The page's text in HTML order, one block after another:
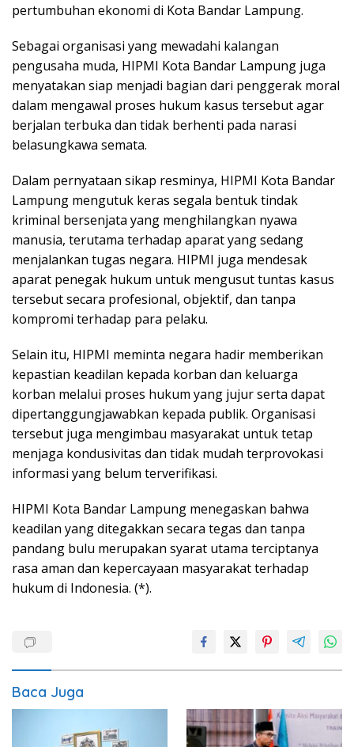
pertumbuhan ekonomi di Kota Bandar Lampung.
Sebagai organisasi yang mewadahi kalangan
pengusaha muda, HIPMI Kota Bandar Lampung juga
menyatakan siap menjadi bagian dari penggerak moral
dalam mengawal proses hukum kasus tersebut agar
berjalan terbuka dan tidak berhenti pada narasi
belasungkawa semata.
Dalam pernyataan sikap resminya, HIPMI Kota Bandar
Lampung mengutuk keras segala bentuk tindak
kriminal bersenjata yang menghilangkan nyawa
manusia, terutama terhadap aparat yang sedang
menjalankan tugas negara. HIPMI juga mendesak
aparat penegak hukum untuk mengusut tuntas kasus
tersebut secara profesional, objektif, dan tanpa
kompromi terhadap para pelaku.
Selain itu, HIPMI meminta negara hadir memberikan
kepastian keadilan kepada korban dan keluarga
korban melalui proses hukum yang jujur serta dapat
dipertanggungjawabkan kepada publik. Organisasi
tersebut juga mengimbau masyarakat untuk tetap
menjaga kondusivitas dan tidak mudah terprovokasi
informasi yang belum terverifikasi.
HIPMI Kota Bandar Lampung menegaskan bahwa
keadilan yang ditegakkan secara tegas dan tanpa
pandang bulu merupakan syarat utama terciptanya
rasa aman dan kepercayaan masyarakat terhadap
hukum di Indonesia. (*).
Baca Juga